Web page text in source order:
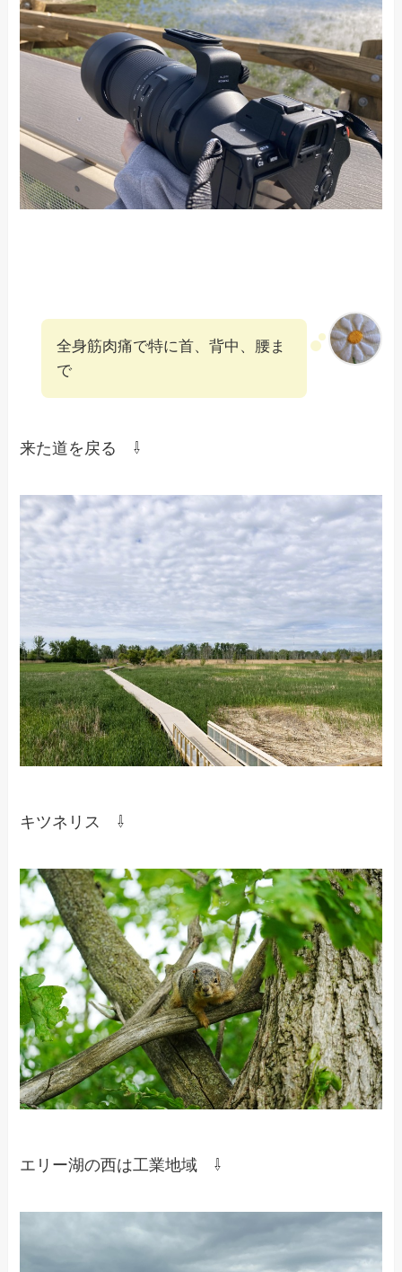
全身筋肉痛で特に首、背中、腰ま
で
来た道を戻る ⇩
キツネリス ⇩
エリー湖の西は工業地域 ⇩